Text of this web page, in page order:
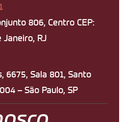
806, Centro CEP:
RJ
6675, Sala 801, Santo
– São Paulo, SP